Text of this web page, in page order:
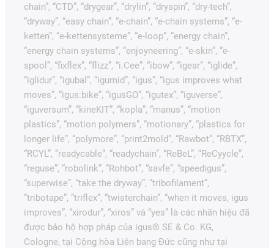
chain”, “CTD”, “drygear”, “drylin”, “dryspin”, “dry-tech”,
“dryway”, “easy chain”, “e-chain”, “e-chain systems”, “e-
ketten”, “e-kettensysteme”, “e-loop”, “energy chain”,
“energy chain systems”, “enjoyneering”, “e-skin”, “e-
spool”, “fixflex”, “flizz”, “i.Cee”, “ibow”, “igear”, “iglide”,
“iglidur”, “igubal”, “igumid”, “igus”, “igus improves what
moves”, “igus:bike”, “igusGO”, “igutex”, “iguverse”,
“iguversum”, “kineKIT”, “kopla”, “manus”, “motion
plastics”, “motion polymers”, “motionary”, “plastics for
longer life”, “polymore”, “print2mold”, “Rawbot”, “RBTX”,
“RCYL”, “readycable”, “readychain”, “ReBeL”, “ReCyycle”,
“reguse”, “robolink”, “Rohbot”, “savfe”, “speedigus”,
“superwise”, “take the dryway”, “tribofilament”,
“tribotape”, “triflex”, “twisterchain”, “when it moves, igus
improves”, “xirodur”, “xiros” và “yes” là các nhãn hiệu đã
được bảo hộ hợp pháp của igus® SE & Co. KG,
Cologne, tại Cộng hòa Liên bang Đức cũng như tại